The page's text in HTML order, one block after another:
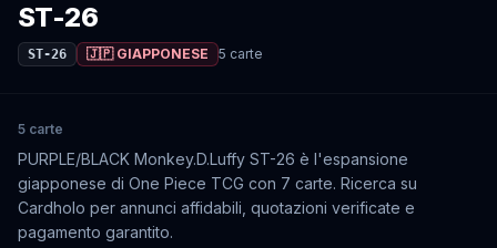
ST-26
ST-26 🇯🇵 GIAPPONESE 5 carte
5 carte
PURPLE/BLACK Monkey.D.Luffy ST-26 è l'espansione
giapponese di One Piece TCG con 7 carte. Ricerca su
Cardholo per annunci affidabili, quotazioni verificate e
pagamento garantito.